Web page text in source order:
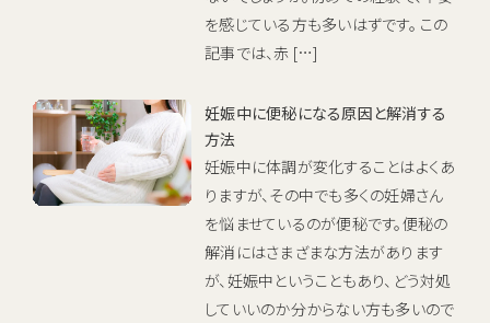
を感じている方も多いはずです。 この
記事では、赤 […]
妊娠中に便秘になる原因と解消する
方法
妊娠中に体調が変化することはよくあ
りますが、その中でも多くの妊婦さん
を悩ませているのが便秘です。便秘の
解消にはさまざまな方法があります
が、妊娠中ということもあり、どう対処
していいのか分からない方も多いので